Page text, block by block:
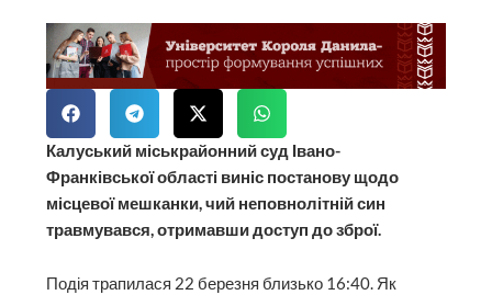
Калуський міськрайонний суд Івано-
Франківської області виніс постанову щодо
місцевої мешканки, чий неповнолітній син
травмувався, отримавши доступ до зброї.
Подія трапилася 22 березня близько 16:40. Як